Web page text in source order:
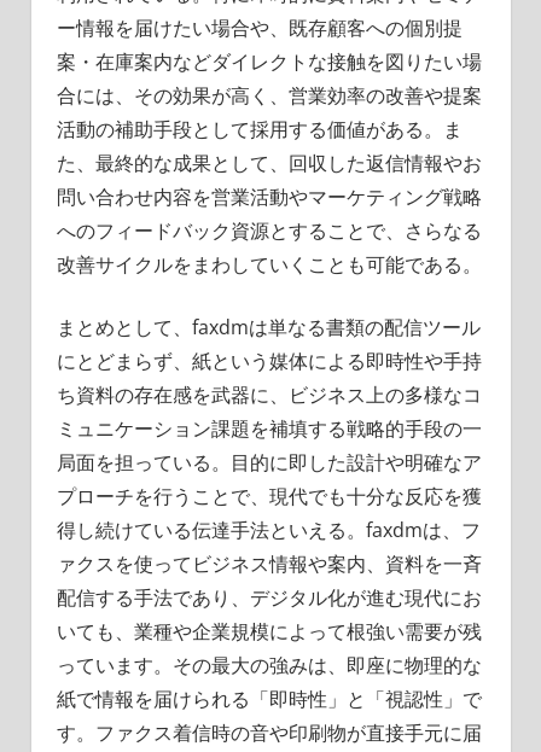
ー情報を届けたい場合や、既存顧客への個別提
案・在庫案内などダイレクトな接触を図りたい場
合には、その効果が高く、営業効率の改善や提案
活動の補助手段として採用する価値がある。ま
た、最終的な成果として、回収した返信情報やお
問い合わせ内容を営業活動やマーケティング戦略
へのフィードバック資源とすることで、さらなる
改善サイクルをまわしていくことも可能である。
まとめとして、faxdmは単なる書類の配信ツール
にとどまらず、紙という媒体による即時性や手持
ち資料の存在感を武器に、ビジネス上の多様なコ
ミュニケーション課題を補填する戦略的手段の一
局面を担っている。目的に即した設計や明確なア
プローチを行うことで、現代でも十分な反応を獲
得し続けている伝達手法といえる。faxdmは、フ
ァクスを使ってビジネス情報や案内、資料を一斉
配信する手法であり、デジタル化が進む現代にお
いても、業種や企業規模によって根強い需要が残
っています。その最大の強みは、即座に物理的な
紙で情報を届けられる「即時性」と「視認性」で
す。ファクス着信時の音や印刷物が直接手元に届